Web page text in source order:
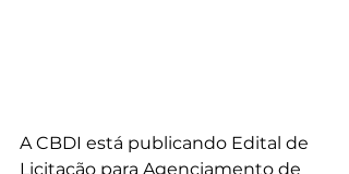
A CBDI está publicando Edital de
Licitação para Agenciamento de